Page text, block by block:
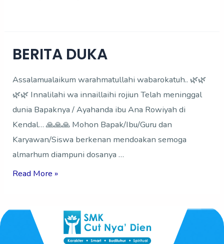
BERITA DUKA
Assalamualaikum warahmatullahi wabarokatuh.. 🌿🌿
🌿🌿 Innalilahi wa innaillaihi rojiun Telah meninggal
dunia Bapaknya / Ayahanda ibu Ana Rowiyah di
Kendal… 🙏🙏🙏 Mohon Bapak/Ibu/Guru dan
Karyawan/Siswa berkenan mendoakan semoga
almarhum diampuni dosanya …
BERITA
Read More »